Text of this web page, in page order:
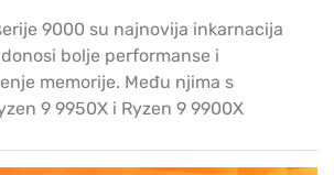
9000 su najnovija inkarnacija
bolje performanse i
memorije. Među njima s
9 9950X i Ryzen 9 9900X